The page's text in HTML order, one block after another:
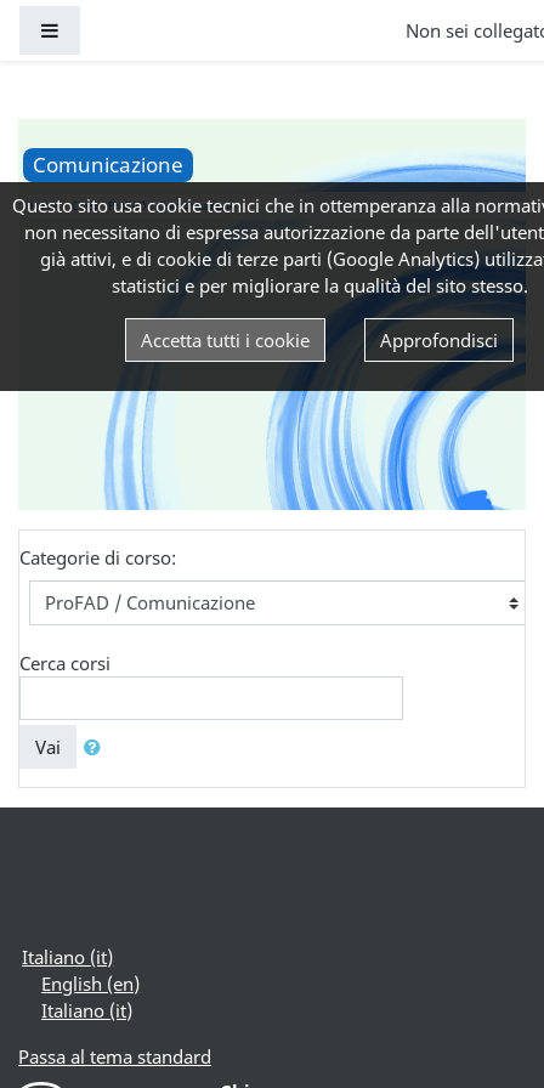
Non sei
Comunicazione
Home Corsi ProFAD Comunicazione
Categorie di corso:
Cerca corsi
Vai
Italiano ‎(it)‎
English ‎(en)‎
Italiano ‎(it)‎
Passa al tema standard
Questo sito usa cookie tecnici che in ottemperanza alla
non necessitano di espressa autorizzazione da parte
già attivi, e di cookie di terze parti (Google Analytics)
statistici e per migliorare la qualità del sito stesso.
Accetta tutti i cookie Approfondisci